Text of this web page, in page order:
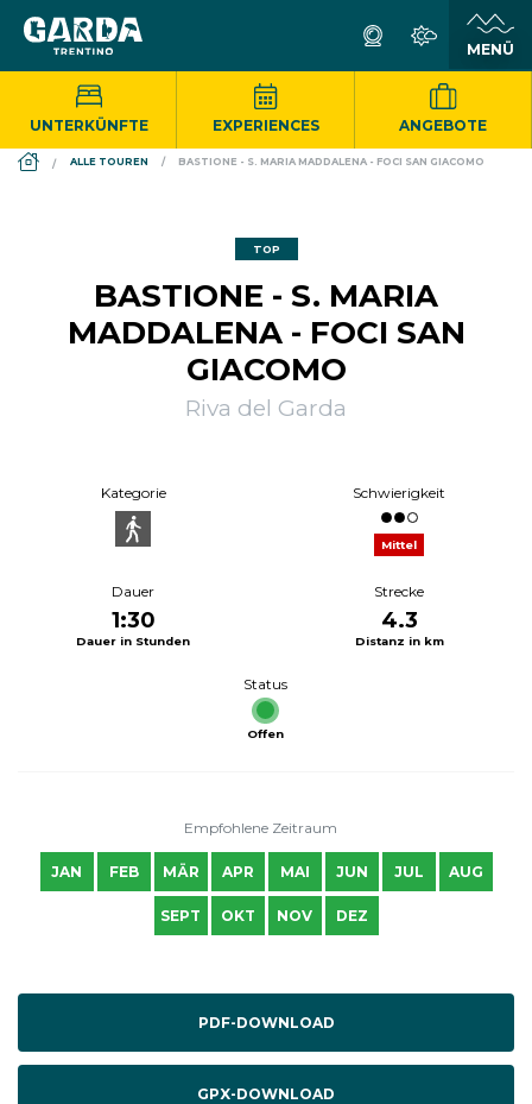
UNTERKÜNFTE EXPERIENCES ANGEBOTE
DS_BREADCRUMB.HOME
ALLE TOUREN BASTIONE - S. MARIA MADDALENA - FOCI SAN GIACOMO
TOP
BASTIONE - S. MARIA
MADDALENA - FOCI SAN
GIACOMO
Riva del Garda
Kategorie Schwierigkeit
Mittel
Dauer
1:30
Dauer in Stunden
Strecke
4.3
Distanz in km
Status
Offen
Empfohlene Zeitraum
JAN FEB MÄR APR MAI JUN JUL AUG
SEPT OKT NOV DEZ
PDF-DOWNLOAD
GPX-DOWNLOAD